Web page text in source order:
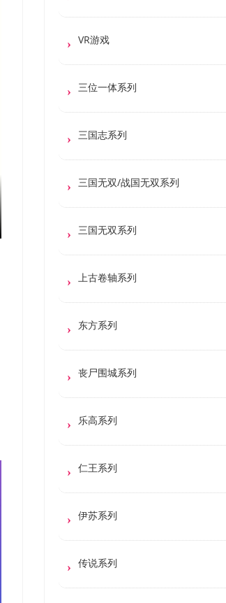
VR游戏
三位一体系列
三国志系列
三国无双/战国无双系列
三国无双系列
上古卷轴系列
东方系列
丧尸围城系列
乐高系列
仁王系列
伊苏系列
传说系列